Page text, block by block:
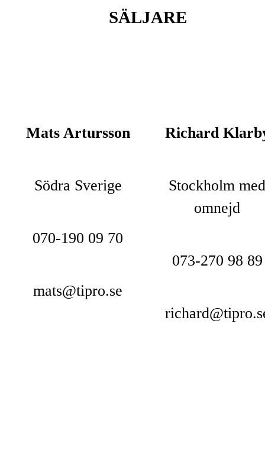
SÄLJARE
Mats Artursson
Södra Sverige
070-190 09 70
mats@tipro.se
Richard
Stockholm
omnejd
073-270 98 89